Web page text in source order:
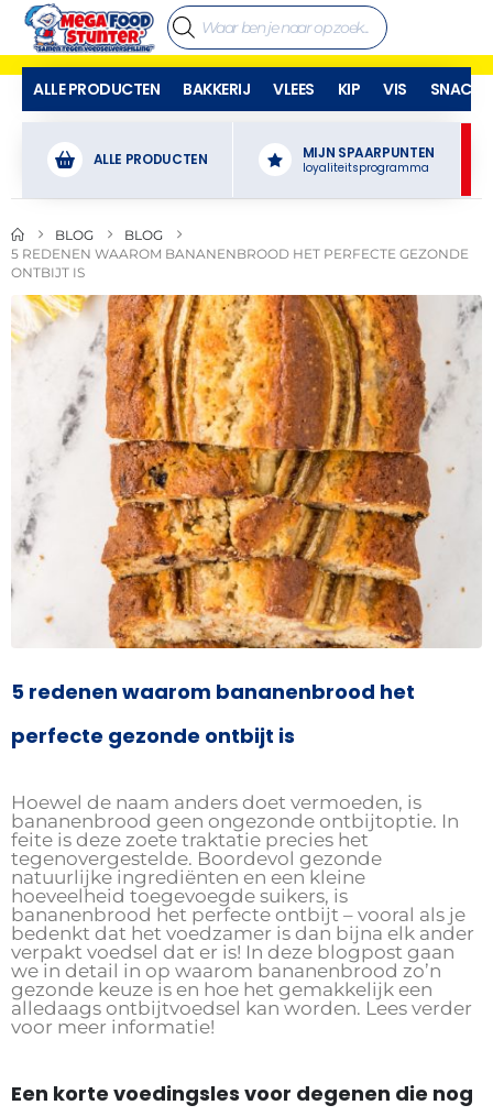
ALLE PRODUCTEN BAKKERIJ VLEES KIP VIS SNACKS
ALLE PRODUCTEN MIJN SPAARPUNTEN
loyaliteitsprogramma
BLOG
BLOG
5 REDENEN WAAROM BANANENBROOD HET PERFECTE GEZONDE
ONTBIJT IS
5 redenen waarom bananenbrood het
perfecte gezonde ontbijt is
Hoewel de naam anders doet vermoeden, is
bananenbrood geen ongezonde ontbijtoptie. In
feite is deze zoete traktatie precies het
tegenovergestelde. Boordevol gezonde
natuurlijke ingrediënten en een kleine
hoeveelheid toegevoegde suikers, is
bananenbrood het perfecte ontbijt – vooral als je
bedenkt dat het voedzamer is dan bijna elk ander
verpakt voedsel dat er is! In deze blogpost gaan
we in detail in op waarom bananenbrood zo’n
gezonde keuze is en hoe het gemakkelijk een
alledaags ontbijtvoedsel kan worden. Lees verder
voor meer informatie!
Een korte voedingsles voor degenen die nog